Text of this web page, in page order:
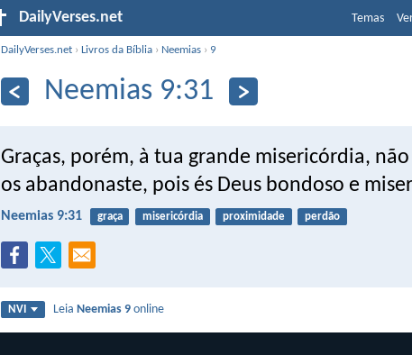
DailyVerses.net Temas
DailyVerses.net ›Livros da Bíblia › Neemias › 9
Neemias 9:31
Graças, porém, à tua grande misericórdia,
os abandonaste, pois és Deus bondoso e
Neemias 9:31 graça misericórdia proximidade perdão
NVI LeiaNeemias 9 online